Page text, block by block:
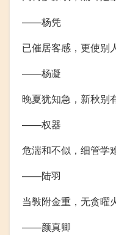
——杨凭
已催居客感，更使别
——杨凝
晚夏犹知急，新秋别
——权器
危湍和不似，细管学
——陆羽
当斅附金重，无贪曜
——颜真卿